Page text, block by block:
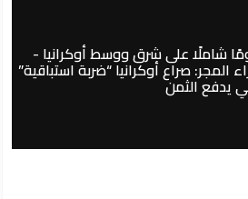
شاملًا على شرق ووسط أوكرانيا -
المجر: صراع أوكرانيا “ضربة استباقية”
يدفع الثمن